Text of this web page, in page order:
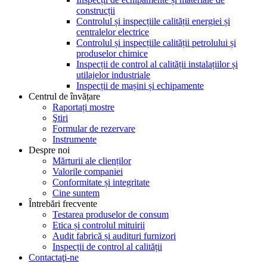
construcții
Controlul și inspecțiile calității energiei și
centralelor electrice
Controlul și inspecțiile calității petrolului și
produselor chimice
Inspecții de control al calității instalațiilor și
utilajelor industriale
Inspecții de mașini și echipamente
Centrul de învățare
Raportați mostre
Ştiri
Formular de rezervare
Instrumente
Despre noi
Mărturii ale clienților
Valorile companiei
Conformitate și integritate
Cine suntem
Întrebări frecvente
Testarea produselor de consum
Etica și controlul mituirii
Audit fabrică și audituri furnizori
Inspecții de control al calității
Contactaţi-ne